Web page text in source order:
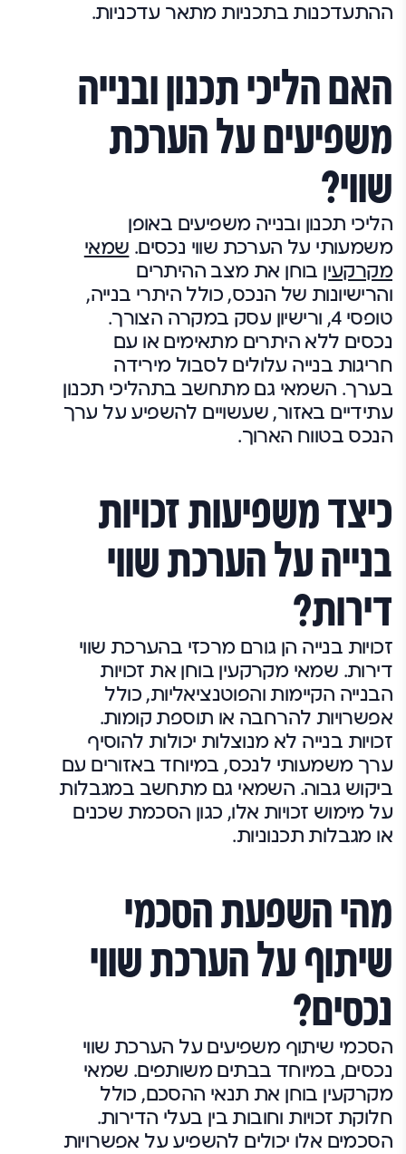
ההתעדכנות בתכניות מתאר עדכניות.
האם הליכי תכנון ובנייה
משפיעים על הערכת
שווי?
הליכי תכנון ובנייה משפיעים באופן
משמעותי על הערכת שווי נכסים. שמאי
מקרקעין בוחן את מצב ההיתרים
והרישיונות של הנכס, כולל היתרי בנייה,
טופסי 4, ורישיון עסק במקרה הצורך.
נכסים ללא היתרים מתאימים או עם
חריגות בנייה עלולים לסבול מירידה
בערך. השמאי גם מתחשב בתהליכי תכנון
עתידיים באזור, שעשויים להשפיע על ערך
הנכס בטווח הארוך.
כיצד משפיעות זכויות
בנייה על הערכת שווי
דירות?
זכויות בנייה הן גורם מרכזי בהערכת שווי
דירות. שמאי מקרקעין בוחן את זכויות
הבנייה הקיימות והפוטנציאליות, כולל
אפשרויות להרחבה או תוספת קומות.
זכויות בנייה לא מנוצלות יכולות להוסיף
ערך משמעותי לנכס, במיוחד באזורים עם
ביקוש גבוה. השמאי גם מתחשב במגבלות
על מימוש זכויות אלו, כגון הסכמת שכנים
או מגבלות תכנוניות.
מהי השפעת הסכמי
שיתוף על הערכת שווי
נכסים?
הסכמי שיתוף משפיעים על הערכת שווי
נכסים, במיוחד בבתים משותפים. שמאי
מקרקעין בוחן את תנאי ההסכם, כולל
חלוקת זכויות וחובות בין בעלי הדירות.
הסכמים אלו יכולים להשפיע על אפשרויות